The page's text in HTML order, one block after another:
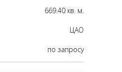
669.40 кв. м.
ЦАО
по запросу